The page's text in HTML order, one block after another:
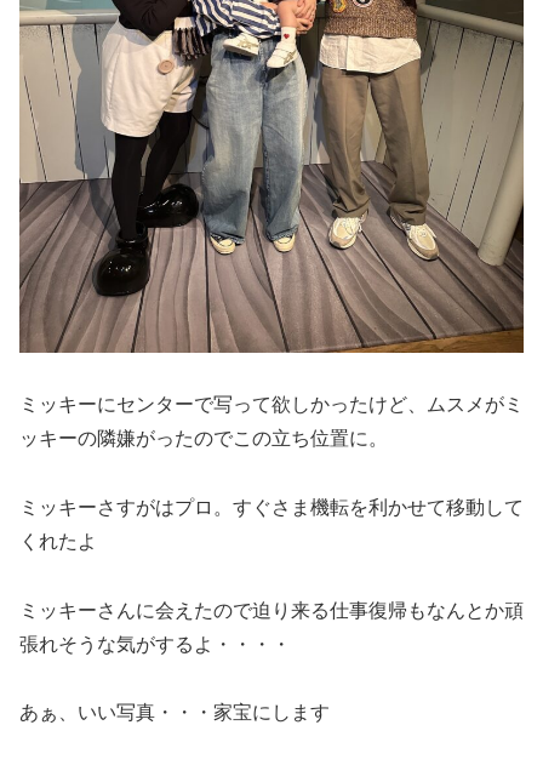
ミッキーにセンターで写って欲しかったけど、ムスメがミ
ッキーの隣嫌がったのでこの立ち位置に。
ミッキーさすがはプロ。すぐさま機転を利かせて移動して
くれたよ
ミッキーさんに会えたので迫り来る仕事復帰もなんとか頑
張れそうな気がするよ・・・・
あぁ、いい写真・・・家宝にします